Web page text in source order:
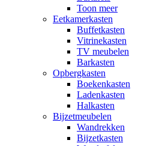
Toon meer
Eetkamerkasten
Buffetkasten
Vitrinekasten
TV meubelen
Barkasten
Opbergkasten
Boekenkasten
Ladenkasten
Halkasten
Bijzetmeubelen
Wandrekken
Bijzetkasten